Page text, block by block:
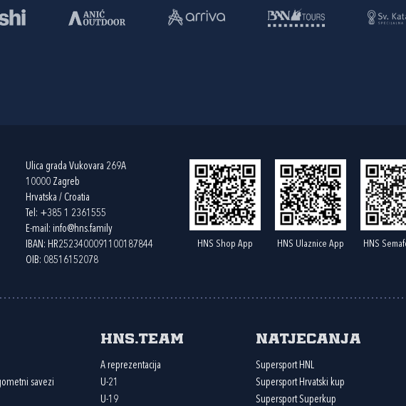
Ulica grada Vukovara 269A
10000 Zagreb
Hrvatska / Croatia
Tel: +385 1 2361555
E-mail: info@hns.family
IBAN: HR2523400091100187844
OIB: 08516152078
HNS Shop App HNS Ulaznice App HNS
savezi
HNS.team
A reprezentacija
U-21
U-19
Natjecanja
Supersport HNL
Supersport Hrvatski kup
Supersport Superkup